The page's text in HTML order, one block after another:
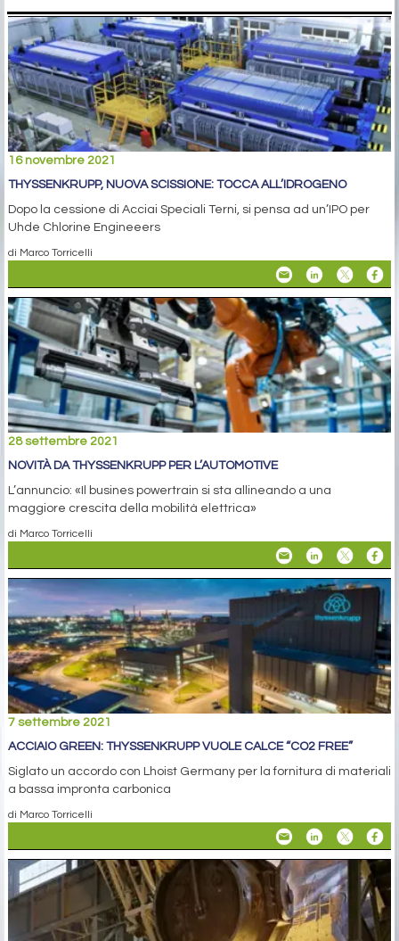
16 novembre 2021
THYSSENKRUPP, NUOVA SCISSIONE: TOCCA ALL’IDROGENO
Dopo la cessione di Acciai Speciali Terni, si pensa ad un’IPO per
Uhde Chlorine Engineeers
di Marco Torricelli
28 settembre 2021
NOVITÀ DA THYSSENKRUPP PER L’AUTOMOTIVE
L’annuncio: «Il busines powertrain si sta allineando a una
maggiore crescita della mobilità elettrica»
di Marco Torricelli
7 settembre 2021
ACCIAIO GREEN: THYSSENKRUPP VUOLE CALCE “CO2 FREE”
Siglato un accordo con Lhoist Germany per la fornitura di materiali
a bassa impronta carbonica
di Marco Torricelli